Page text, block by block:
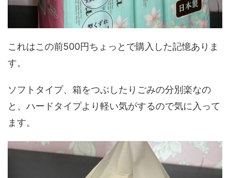
これはこの前500円ちょっとで購入した記憶ありま
す。
ソフトタイプ、箱をつぶしたりごみの分別楽なの
と、ハードタイプより軽い気がするので気に入って
ます。